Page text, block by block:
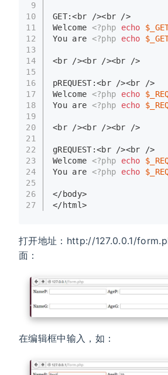
9
10
11
12
13
14
15
16
17
18
19
20
21
22
23
24
25
26
27
GET:<br /><br />
Welcome <?php echo
You are <?php echo
<br /><br /><br />
pREQUEST:<br /><br />
Welcome <?php echo
You are <?php echo
<br /><br /><br />
gREQUEST:<br /><br />
Welcome <?php echo
You are <?php echo
</body>
</html>
打开地址：http://127.0.0.1/
面：
在编辑框中输入，如：